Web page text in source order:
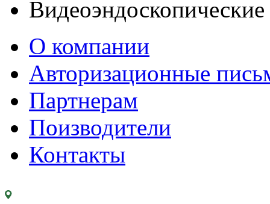
О компании
Авторизационные
Партнерам
Поизводители
Контакты